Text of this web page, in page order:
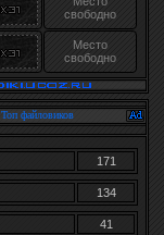
свободно
Место
свободно
Топ файловиков
171
134
41